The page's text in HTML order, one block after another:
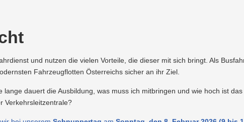
und nutzen die vielen Vorteile, die dieser mit sich bringt. Als
Fahrzeugflotten Österreichs sicher an ihr Ziel.
lange dauert die Ausbildung, was muss ich mitbringen und wie hoch ist
Verkehrsleitzentrale?